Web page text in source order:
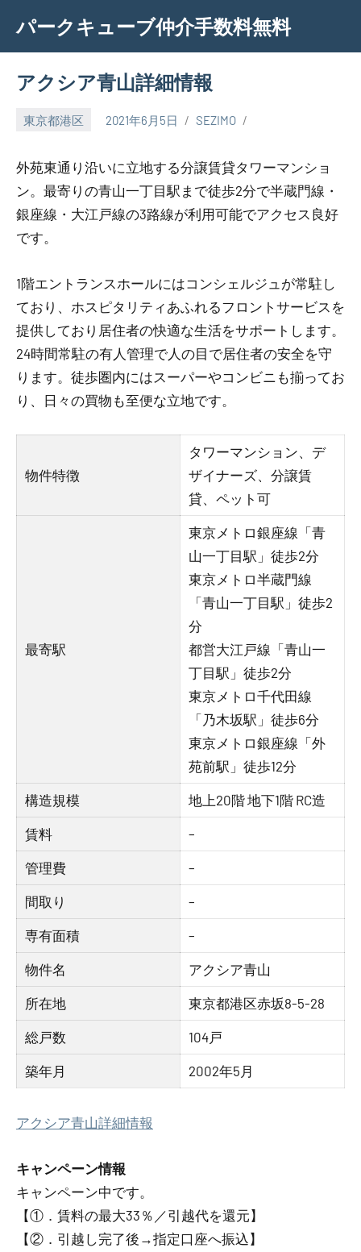
content
パークキューブ仲介手数料無料
アクシア青山詳細情報
東京都港区 2021年6月5日 SEZIMO
外苑東通り沿いに立地する分譲賃貸タワーマンショ
ン。最寄りの青山一丁目駅まで徒歩2分で半蔵門線・
銀座線・大江戸線の3路線が利用可能でアクセス良好
です。
1階エントランスホールにはコンシェルジュが常駐し
ており、ホスピタリティあふれるフロントサービスを
提供しており居住者の快適な生活をサポートします。
24時間常駐の有人管理で人の目で居住者の安全を守
ります。徒歩圏内にはスーパーやコンビニも揃ってお
り、日々の買物も至便な立地です。
物件特徴
タワーマンション、デ
ザイナーズ、分譲賃
貸、ペット可
最寄駅
東京メトロ銀座線「青
山一丁目駅」徒歩2分
東京メトロ半蔵門線
「青山一丁目駅」徒歩2
分
都営大江戸線「青山一
丁目駅」徒歩2分
東京メトロ千代田線
「乃木坂駅」徒歩6分
東京メトロ銀座線「外
苑前駅」徒歩12分
構造規模 地上20階 地下1階 RC造
賃料 –
管理費 –
間取り –
専有面積 –
物件名 アクシア青山
所在地 東京都港区赤坂8-5-28
総戸数 104戸
築年月 2002年5月
アクシア青山詳細情報
キャンペーン情報
キャンペーン中です。
【①．賃料の最大33％／引越代を還元】
【②．引越し完了後→指定口座へ振込】